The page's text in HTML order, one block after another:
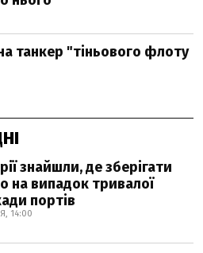
танкер "тіньового флоту
знайшли, де зберігати
на випадок тривалої
портів
14:00